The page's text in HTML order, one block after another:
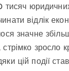
тисяч
відлік
значне
зросло
цій події